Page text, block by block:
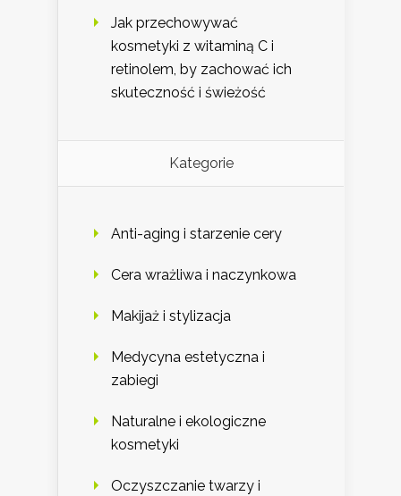
Jak przechowywać
kosmetyki z witaminą C i
retinolem, by zachować ich
skuteczność i świeżość
Kategorie
Anti-aging i starzenie cery
Cera wrażliwa i naczynkowa
Makijaż i stylizacja
Medycyna estetyczna i
zabiegi
Naturalne i ekologiczne
kosmetyki
Oczyszczanie twarzy i